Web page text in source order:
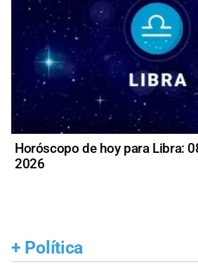
Horóscopo de hoy para Libra:
2026
+ Política